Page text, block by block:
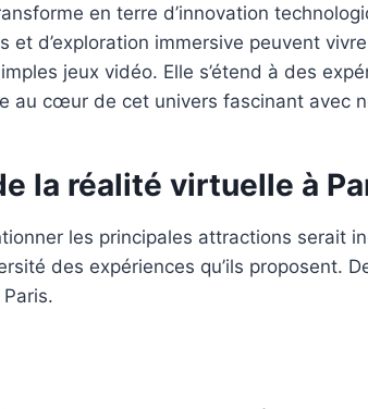
en terre d’innovation
et d’exploration immersive peuvent
jeux vidéo. Elle s’étend à des
au cœur de cet univers fascinant avec
la réalité virtuelle à
les principales attractions
des expériences qu’ils proposent.